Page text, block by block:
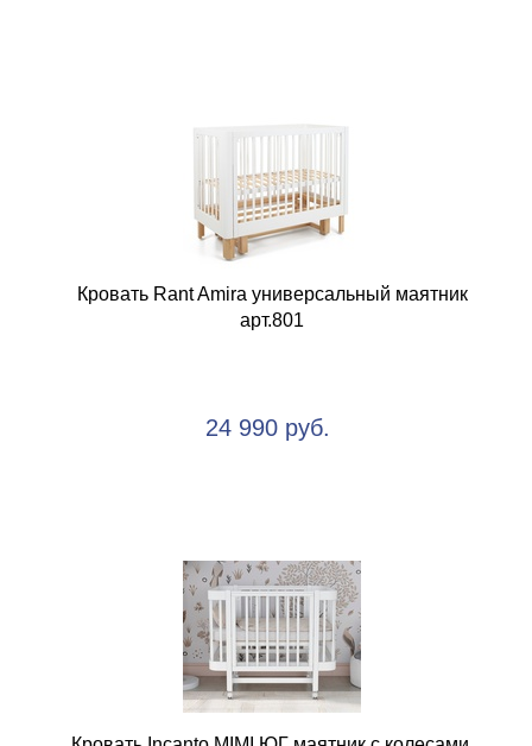
Кровать Rant Amira универсальный маятник
арт.801
24 990 руб.